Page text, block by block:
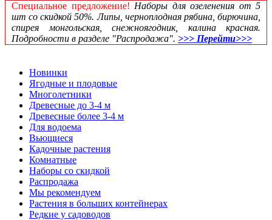
Специальное предложение! Наборы для озеленения от 5
шт со скидкой 50%. Липы, черноплодная рябина, бирючина,
спирея монгольская, снежноягодник, калина красная.
Подробности в разделе "Распродажа". >>> Перейти>>>
Новинки
Ягодные и плодовые
Многолетники
Древесные до 3-4 м
Древесные более 3-4 м
Для водоема
Вьющиеся
Кадочные растения
Комнатные
Наборы со скидкой
Распродажа
Мы рекомендуем
Растения в больших контейнерах
Редкие у садоводов